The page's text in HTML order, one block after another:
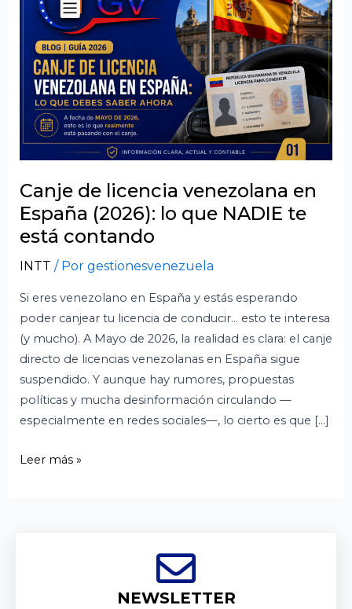
Canje de licencia venezolana en
España (2026): lo que NADIE te
está contando
INTT / Por gestionesvenezuela
Si eres venezolano en España y estás esperando
poder canjear tu licencia de conducir… esto te interesa
(y mucho). A Mayo de 2026, la realidad es clara: el canje
directo de licencias venezolanas en España sigue
suspendido. Y aunque hay rumores, propuestas
políticas y mucha desinformación circulando —
especialmente en redes sociales—, lo cierto es que […]
venezolana
España
(2026):
que
NADIE
te
está
contando
Leer más »
NEWSLETTER